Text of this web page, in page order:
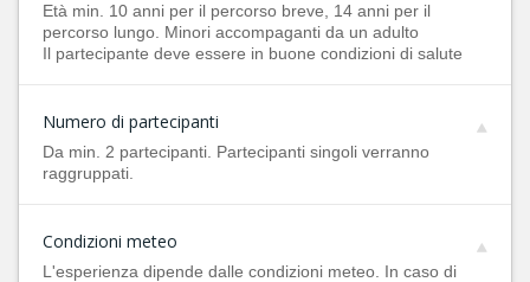
Età min. 10 anni per il percorso breve, 14 anni per il
percorso lungo. Minori accompaganti da un adulto
Il partecipante deve essere in buone condizioni di salute
Numero di partecipanti
Da min. 2 partecipanti. Partecipanti singoli verranno
raggruppati.
Condizioni meteo
L'esperienza dipende dalle condizioni meteo. In caso di